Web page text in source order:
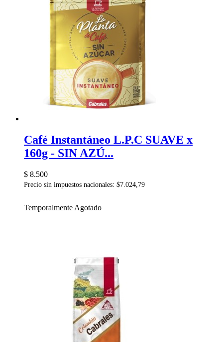
Café Instantáneo L.P.C SUAVE x
160g - SIN AZÚ...
$ 8.500
Precio sin impuestos nacionales: $7.024,79
Temporalmente Agotado